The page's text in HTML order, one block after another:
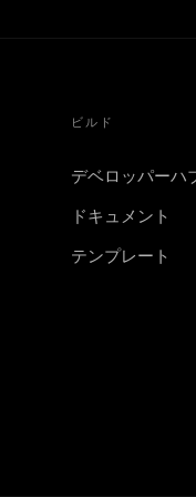
ビルド
デベロッパーハ
ドキュメント
テンプレート